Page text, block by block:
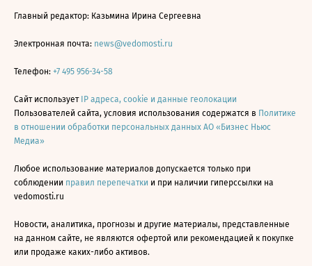
Главный редактор: Казьмина Ирина Сергеевна
Электронная почта: news@vedomosti.ru
Телефон: +7 495 956-34-58
Сайт использует IP адреса, cookie и данные геолокации
Пользователей сайта, условия использования содержатся в Политике
в отношении обработки персональных данных АО «Бизнес Ньюс
Медиа»
Любое использование материалов допускается только при
соблюдении правил перепечатки и при наличии гиперссылки на
vedomosti.ru
Новости, аналитика, прогнозы и другие материалы, представленные
на данном сайте, не являются офертой или рекомендацией к покупке
или продаже каких-либо активов.